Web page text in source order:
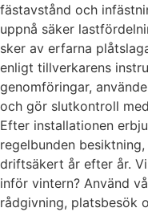
fästavstånd och
uppnå säker
sker av erfarna
enligt tillverkarens
genomföringar,
och gör slutkontroll
Efter installationen
regelbunden
driftsäkert år efter år.
inför vintern? Använd
rådgivning, platsbesök